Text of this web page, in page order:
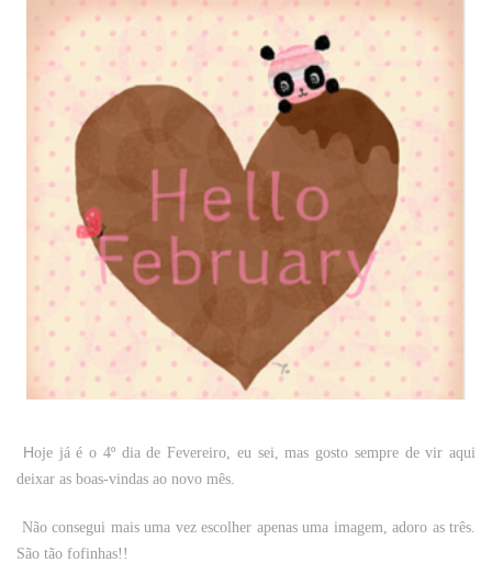
Hoje já é o 4º dia de Fevereiro, eu sei, mas gosto sempre de vir aqui
deixar as boas-vindas ao novo mês.
Não consegui mais uma vez escolher apenas uma imagem, adoro as três.
São tão fofinhas!!